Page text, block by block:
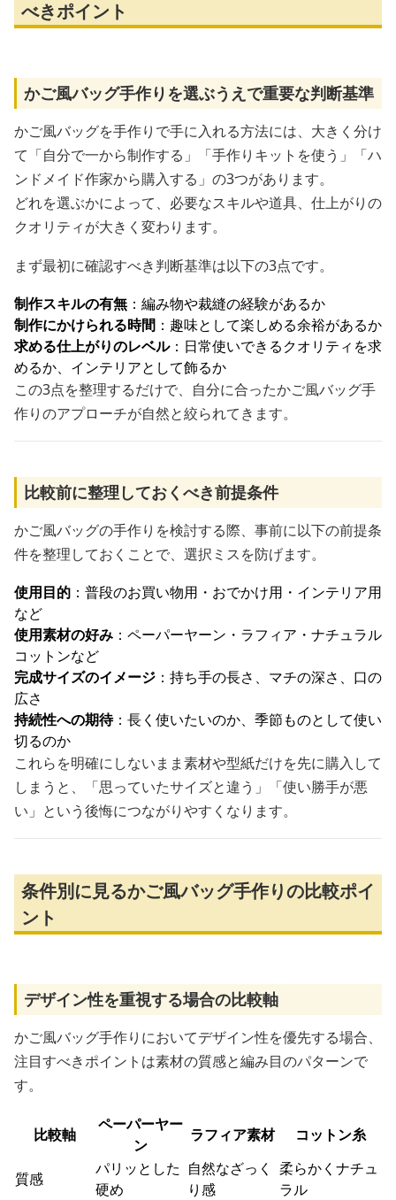
べきポイント
かご風バッグ手作りを選ぶうえで重要な判断基準
かご風バッグを手作りで手に入れる方法には、大きく分け
て「自分で一から制作する」「手作りキットを使う」「ハ
ンドメイド作家から購入する」の3つがあります。
どれを選ぶかによって、必要なスキルや道具、仕上がりの
クオリティが大きく変わります。
まず最初に確認すべき判断基準は以下の3点です。
制作スキルの有無 ：編み物や裁縫の経験があるか
制作にかけられる時間 ：趣味として楽しめる余裕があるか
求める仕上がりのレベル：日常使いできるクオリティを求
めるか、インテリアとして飾るか
この3点を整理するだけで、自分に合ったかご風バッグ手
作りのアプローチが自然と絞られてきます。
比較前に整理しておくべき前提条件
かご風バッグの手作りを検討する際、事前に以下の前提条
件を整理しておくことで、選択ミスを防げます。
使用目的 ：普段のお買い物用・おでかけ用・インテリア用
など
使用素材の好み ：ペーパーヤーン・ラフィア・ナチュラル
コットンなど
完成サイズのイメージ ：持ち手の長さ、マチの深さ、口の
広さ
持続性への期待：長く使いたいのか、季節ものとして使い
切るのか
これらを明確にしないまま素材や型紙だけを先に購入して
しまうと、「思っていたサイズと違う」「使い勝手が悪
い」という後悔につながりやすくなります。
条件別に見るかご風バッグ手作りの比較ポイ
ント
デザイン性を重視する場合の比較軸
かご風バッグ手作りにおいてデザイン性を優先する場合、
注目すべきポイントは素材の質感と編み目のパターンで
す。
比較軸
ペーパーヤー
ン
ラフィア素材 コットン糸
質感
パリッとした
硬め
自然なざっく
り感
柔らかくナチュ
ラル